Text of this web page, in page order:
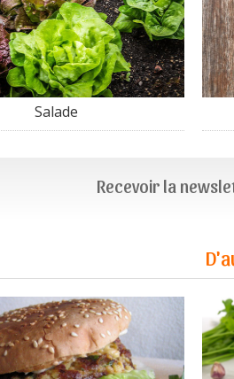
Salade
Recevoir la